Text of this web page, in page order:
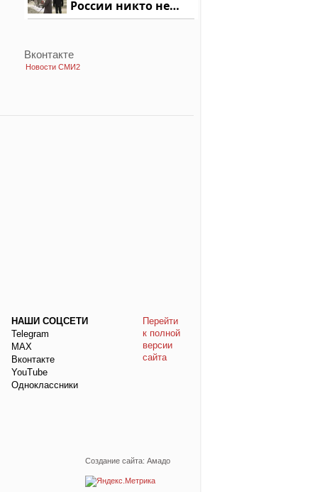
России никто не
ждал: как так?!
Вконтакте
Новости СМИ2
НАШИ СОЦСЕТИ
Telegram
МАХ
Вконтакте
YouTube
Одноклассники
Перейти
к полной
версии
сайта
Создание сайта: Амадо